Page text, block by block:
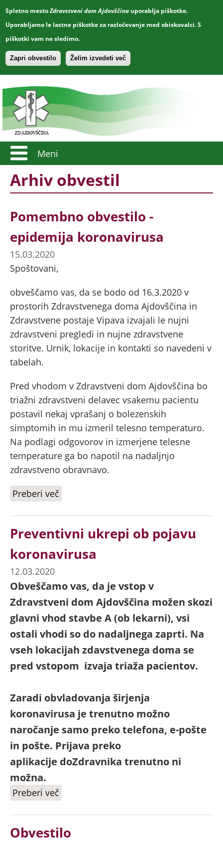
Spletno mestoZdravstveni dom Ajdovščina uporablja piškotke.
Uporabljamo le lastne piškotke za razločevanje med obiskovalci. S
piškotki vam ne sledimo.
Zapri obvestilo Želim izvedeti več
Meni
Arhiv obvestil
Pomembno obvestilo -
epidemija koronavirusa
15.03.2020
Spoštovani,
obveščamo vas, da se bodo od 16.3.2020 v
prostorih Zdravstvenega doma Ajdovščina in
Zdravstvene postaje Vipava izvajali le nujni
zdravstveni pregledi in nujne zdravstvene
storitve. Urnik, lokacije in kontakti so navedeni v
tabelah.
Pred vhodom v Zdravstveni dom Ajdovščina bo
triažni zdravstveni delavec vsakemu pacientu
postavil nekaj vprašanj o bolezenskih
simptomih in mu izmeril telesno temperaturo.
Na podlagi odgovorov in izmerjene telesne
temperature ga bo napotil na nadaljnjo
zdravstveno obravnavo.
Preberi več
Preventivni ukrepi ob pojavu
koronavirusa
12.03.2020
Obveščamo vas, da je vstop v
Zdravstveni dom Ajdovščina možen skozi
glavni vhod stavbe A (ob lekarni), vsi
ostali vhodi so do nadaljnega zaprti. Na
vseh lokacijah zdavstvenega doma se
pred vstopom izvaja triaža pacientov.
Zaradi obvladovanja širjenja
koronavirusa je trenutno možno
naročanje samo preko telefona, e-pošte
in pošte. Prijava preko
aplikacije doZdravnika trenutno ni
možna.
Preberi več
Obvestilo